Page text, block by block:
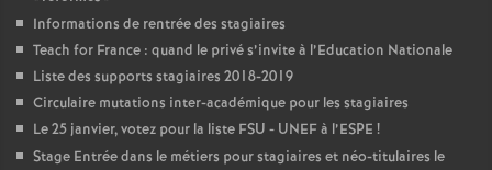
Informations de rentrée des stagiaires
Teach for France : quand le privé s’invite à l’Education Nationale
Liste des supports stagiaires 2018-2019
Circulaire mutations inter-académique pour les stagiaires
Le 25 janvier, votez pour la liste FSU - UNEFà l’ESPE !
Stage Entrée dans le métiers pour stagiaires et néo-titulaires le